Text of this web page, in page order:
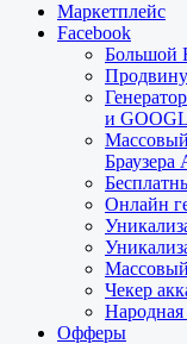
Маркетплейс
Facebook
Большой
и
Онлайн
Чекер
Народная
Офферы